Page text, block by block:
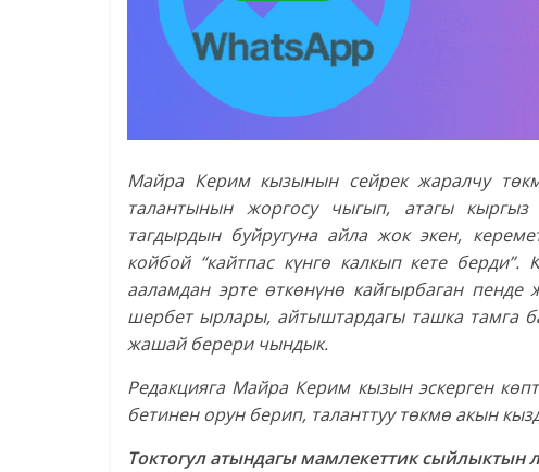
Майра Керим кызынын сейрек жаралчу
талантынын жоргосу чыгып, атагы
тагдырдын буйругуна айла жок экен,
койбой “кайтпас күнгө калкып кете
ааламдан эрте өткөнүнө кайгырбаган
шербет ырлары, айтыштардагы ташка тамга
жашай берери чындык.
Редакцияга Майра Керим кызын эскерген
бетинен орун берип, таланттуу төкмө акын
Токтогул атындагы мамлекеттик сыйлыктын